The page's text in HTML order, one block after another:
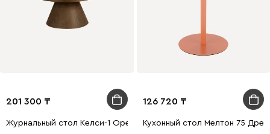
201 300
Журнальный стол Келси-1 Ореx
126 720
Кухонный стол Мелтон 75